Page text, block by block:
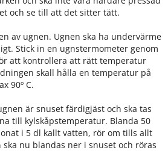
och se till att det sitter tätt.
av ugnen. Ugnen ska ha undervärme
Stick in en ugnstermometer genom
att kontrollera att rätt temperatur
skall hålla en temperatur på
90º C.
är snuset färdigjäst och ska tas
till kylskåpstemperatur. Blanda 50
i 5 dl kallt vatten, rör om tills allt
ska nu blandas ner i snuset och röras